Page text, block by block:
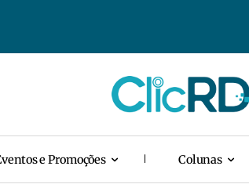
e Promoções Colunas